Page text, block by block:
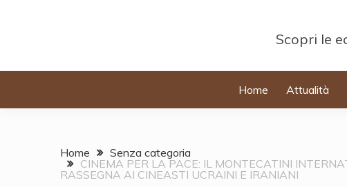
Scopri le
Home Attualità
Home
Senza categoria
CINEMA PER LA PACE: IL MONTECATINI
RASSEGNA AI CINEASTI UCRAINI E IRANIANI